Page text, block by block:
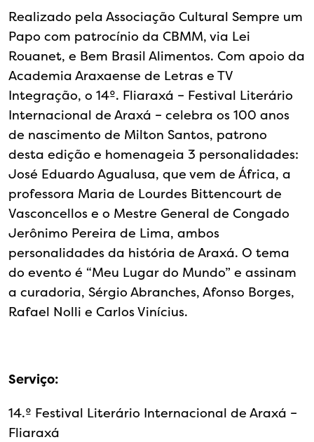
Realizado pela Associação Cultural Sempre um
Papo com patrocínio da CBMM, via Lei
Rouanet, e Bem Brasil Alimentos. Com apoio da
Academia Araxaense de Letras e TV
Integração, o 14º. Fliaraxá – Festival Literário
Internacional de Araxá – celebra os 100 anos
de nascimento de Milton Santos, patrono
desta edição e homenageia 3 personalidades:
José Eduardo Agualusa, que vem de África, a
professora Maria de Lourdes Bittencourt de
Vasconcellos e o Mestre General de Congado
Jerônimo Pereira de Lima, ambos
personalidades da história de Araxá. O tema
do evento é “Meu Lugar do Mundo” e assinam
a curadoria, Sérgio Abranches, Afonso Borges,
Rafael Nolli e Carlos Vinícius.
Serviço:
14.º Festival Literário Internacional de Araxá –
Fliaraxá